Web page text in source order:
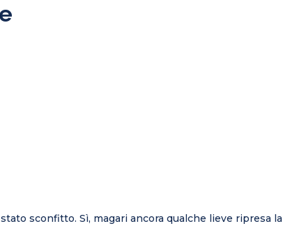
sconfitto. Sì, magari ancora qualche lieve